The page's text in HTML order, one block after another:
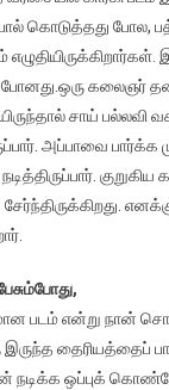
கொடுத்தது போல,
போனது.ஒரு கலைஞர்
சாய்
அப்பாவை பார்க்க
எனக்கு
படம் என்று நான்
தைரியத்தைப்
நடிக்க ஒப்புக்